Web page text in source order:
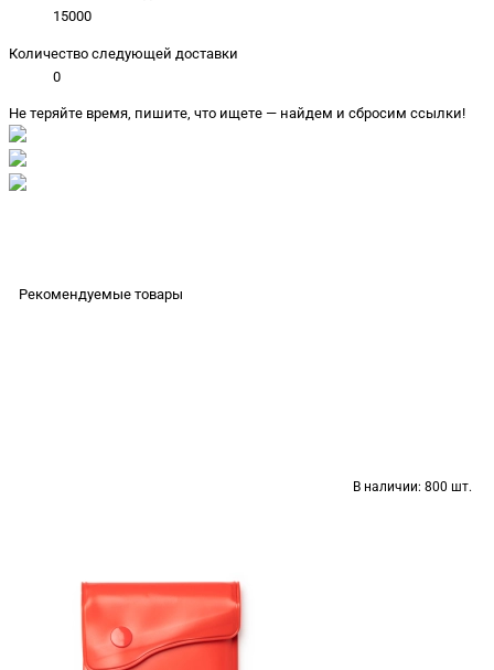
15000
Количество следующей доставки
0
Не теряйте время, пишите, что ищете — найдем и сбросим ссылки!
Рекомендуемые товары
В наличии: 800 шт.